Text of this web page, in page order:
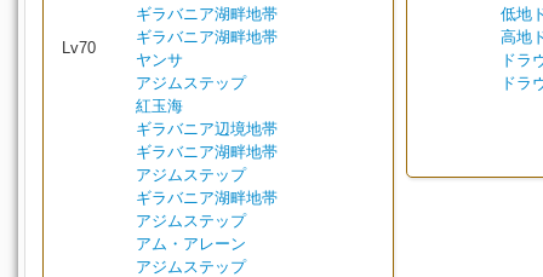
Lv70
ギラバニア湖畔地帯
ギラバニア湖畔地帯
ヤンサ
アジムステップ
紅玉海
ギラバニア辺境地帯
ギラバニア湖畔地帯
アジムステップ
ギラバニア湖畔地帯
アジムステップ
アム・アレーン
アジムステップ
低地
高地
ドラ
ドラ